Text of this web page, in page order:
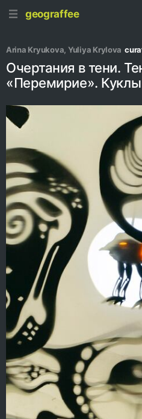
geograffee
Arina Kryukova, Yuliya Krylova
Очертания в тени.
«Перемирие». Куклы